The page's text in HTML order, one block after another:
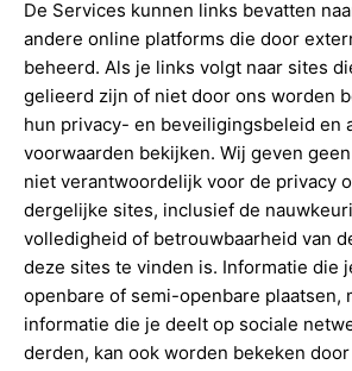
De Services kunnen links bevatten
andere online platforms die door
beheerd. Als je links volgt naar sites
gelieerd zijn of niet door ons worden
hun privacy- en beveiligingsbeleid en
voorwaarden bekijken. Wij geven
niet verantwoordelijk voor de privacy
dergelijke sites, inclusief de
volledigheid of betrouwbaarheid van
deze sites te vinden is. Informatie die
openbare of semi-openbare plaatsen,
informatie die je deelt op sociale
derden, kan ook worden bekeken